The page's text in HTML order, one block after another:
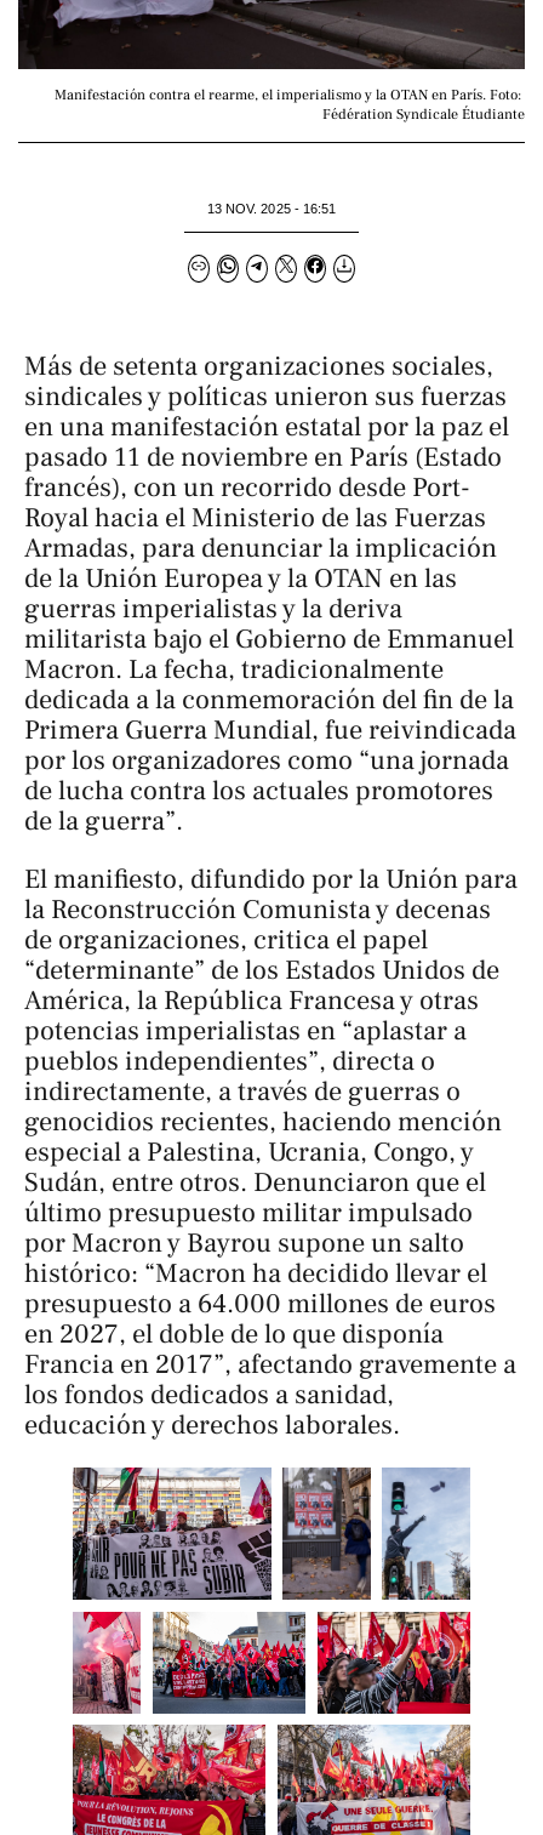
Manifestación contra el rearme, el imperialismo y la OTAN en París. Foto:
Fédération Syndicale Étudiante
13 NOV. 2025 - 16:51
Más de setenta organizaciones sociales,
sindicales y políticas unieron sus fuerzas
en una manifestación estatal por la paz el
pasado 11 de noviembre en París (Estado
francés), con un recorrido desde Port-
Royal hacia el Ministerio de las Fuerzas
Armadas, para denunciar la implicación
de la Unión Europea y la OTAN en las
guerras imperialistas y la deriva
militarista bajo el Gobierno de Emmanuel
Macron. La fecha, tradicionalmente
dedicada a la conmemoración del fin de la
Primera Guerra Mundial, fue reivindicada
por los organizadores como “una jornada
de lucha contra los actuales promotores
de la guerra”.
El manifiesto, difundido por la Unión para
la Reconstrucción Comunista y decenas
de organizaciones, critica el papel
“determinante” de los Estados Unidos de
América, la República Francesa y otras
potencias imperialistas en “aplastar a
pueblos independientes”, directa o
indirectamente, a través de guerras o
genocidios recientes, haciendo mención
especial a Palestina, Ucrania, Congo, y
Sudán, entre otros. Denunciaron que el
último presupuesto militar impulsado
por Macron y Bayrou supone un salto
histórico: “Macron ha decidido llevar el
presupuesto a 64.000 millones de euros
en 2027, el doble de lo que disponía
Francia en 2017”, afectando gravemente a
los fondos dedicados a sanidad,
educación y derechos laborales.